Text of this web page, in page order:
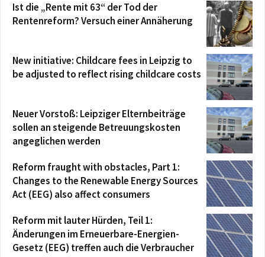
Ist die „Rente mit 63“ der Tod der
Rentenreform? Versuch einer Annäherung
New initiative: Childcare fees in Leipzig to
be adjusted to reflect rising childcare costs
Neuer Vorstoß: Leipziger Elternbeiträge
sollen an steigende Betreuungskosten
angeglichen werden
Reform fraught with obstacles, Part 1:
Changes to the Renewable Energy Sources
Act (EEG) also affect consumers
Reform mit lauter Hürden, Teil 1:
Änderungen im Erneuerbare-Energien-
Gesetz (EEG) treffen auch die Verbraucher